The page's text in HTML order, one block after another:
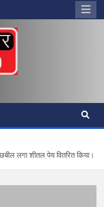
लगा शीतल पेय वितरित किया।